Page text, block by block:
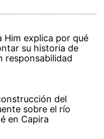
Him explica por qué
su historia de
responsabilidad
del
sobre el río
en Capira